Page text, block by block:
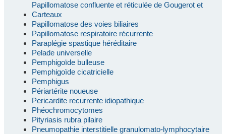
Papillomatose confluente et réticulée de Gougerot et
Carteaux
Papillomatose des voies biliaires
Papillomatose respiratoire récurrente
Paraplégie spastique héréditaire
Pelade universelle
Pemphigoïde bulleuse
Pemphigoïde cicatricielle
Pemphigus
Périartérite noueuse
Pericardite recurrente idiopathique
Phéochromocytomes
Pityriasis rubra pilaire
Pneumopathie interstitielle granulomato-lymphocytaire